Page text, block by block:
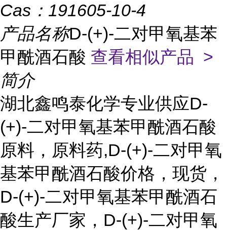
Cas： 191605-10-4
产品名称D-(+)-二对甲氧基苯
甲酰酒石酸 查看相似产品 >
简介
湖北鑫鸣泰化学专业供应D-
(+)-二对甲氧基苯甲酰酒石酸
原料，原料药,D-(+)-二对甲氧
基苯甲酰酒石酸价格，现货，
D-(+)-二对甲氧基苯甲酰酒石
酸生产厂家，D-(+)-二对甲氧